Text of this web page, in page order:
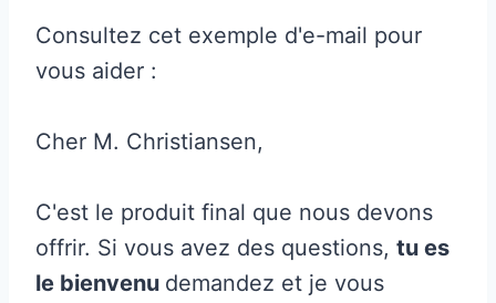
Consultez cet exemple d'e-mail pour
vous aider :
Cher M. Christiansen,
C'est le produit final que nous devons
offrir. Si vous avez des questions, tu es
le bienvenu demandez et je vous